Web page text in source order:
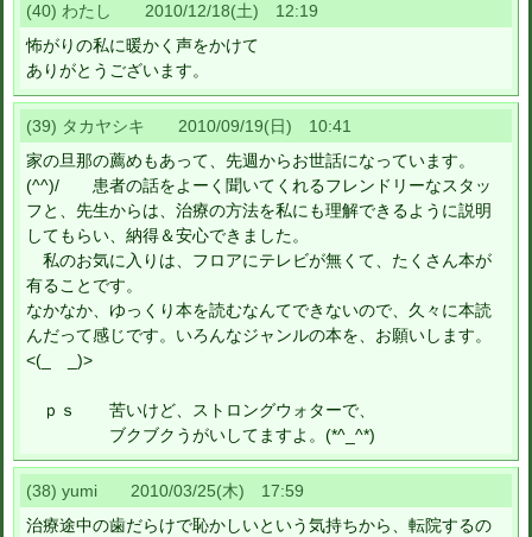
(40) わたし 2010/12/18(土) 12:19
怖がりの私に暖かく声をかけて
ありがとうございます。
(39) タカヤシキ 2010/09/19(日) 10:41
家の旦那の薦めもあって、先週からお世話になっています。
(^^)/ 患者の話をよーく聞いてくれるフレンドリーなスタッ
フと、先生からは、治療の方法を私にも理解できるように説明
してもらい、納得＆安心できました。
私のお気に入りは、フロアにテレビが無くて、たくさん本が
有ることです。
なかなか、ゆっくり本を読むなんてできないので、久々に本読
んだって感じです。いろんなジャンルの本を、お願いします。
<(_ _)>
ｐｓ 苦いけど、ストロングウォターで、
ブクブクうがいしてますよ。(*^_^*)
(38) yumi 2010/03/25(木) 17:59
治療途中の歯だらけで恥かしいという気持ちから、転院するの